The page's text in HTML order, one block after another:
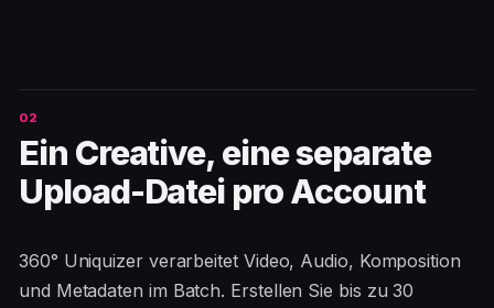
Ein Creative, eine separate
Upload-Datei pro Account
360° Uniquizer verarbeitet Video, Audio, Komposition
und Metadaten im Batch. Erstellen Sie bis zu 30